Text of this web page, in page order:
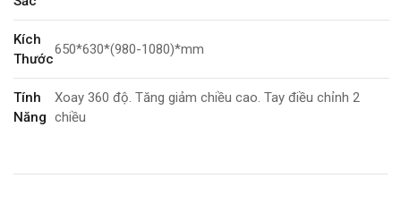
Kích
Thước
650*630*(980-1080)*mm
Tính
Năng
Xoay 360 độ. Tăng giảm chiều cao. Tay điều chỉnh 2
chiều
Hành